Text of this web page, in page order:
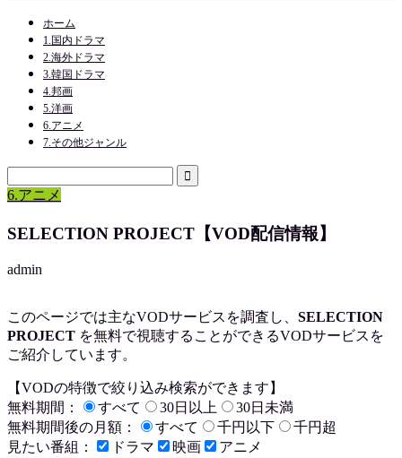
ホーム
1.国内ドラマ
2.海外ドラマ
3.韓国ドラマ
4.邦画
5.洋画
6.アニメ
7.その他ジャンル
6.アニメ
SELECTION PROJECT【VOD配信情報】
admin
このページでは主なVODサービスを調査し、 SELECTION
PROJECT を無料で視聴することができるVODサービスを
ご紹介しています。
【VODの特徴で絞り込み検索ができます】
無料期間：
すべて 30日以上
30日未満
無料期間後の月額：
すべて 千円以下
千円超
見たい番組：
ドラマ 映画
アニメ